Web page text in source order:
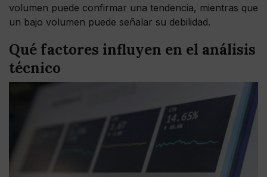
volumen puede confirmar una tendencia, mientras que
un bajo volumen puede señalar su debilidad.
Qué factores influyen en el análisis
técnico